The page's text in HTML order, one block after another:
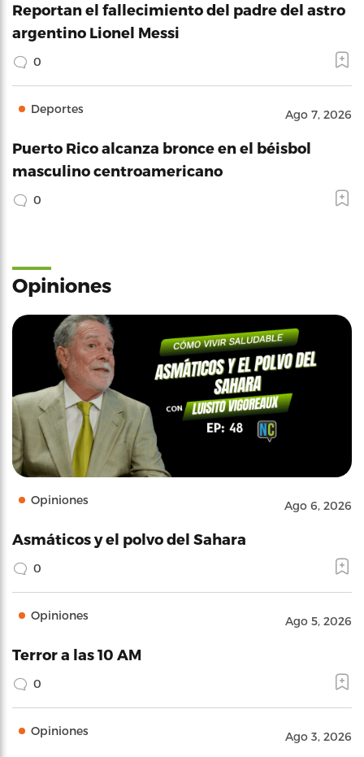
Reportan el fallecimiento del padre del astro
argentino Lionel Messi
0
Deportes Ago 7, 2026
Puerto Rico alcanza bronce en el béisbol
masculino centroamericano
0
Opiniones
Opiniones Ago 6, 2026
Asmáticos y el polvo del Sahara
0
Opiniones Ago 5, 2026
Terror a las 10 AM
0
Opiniones Ago 3, 2026